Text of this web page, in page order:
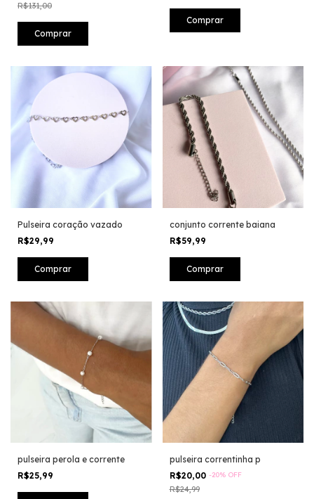
R$131,00
Comprar
Pulseira coração vazado
R$29,99
conjunto corrente baiana
R$59,99
pulseira perola e corrente
R$25,99
pulseira correntinha p
R$20,00 -20% OFF
R$24,99